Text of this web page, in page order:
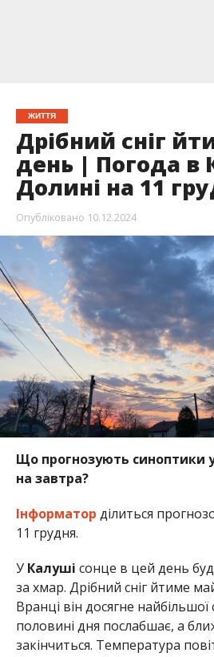
ЖИТТЯ
Дрібний сніг
день | Погода в
Долині на 11
Опубліковано 10.12.2024
Що прогнозують синоптики
на завтра?
Інформатор ділиться
11 грудня.
У Калуші сонце в цей день
за хмар. Дрібний сніг йтиме
Вранці він досягне найбільшої
половині дня послабшає, а
закінчиться. Температура